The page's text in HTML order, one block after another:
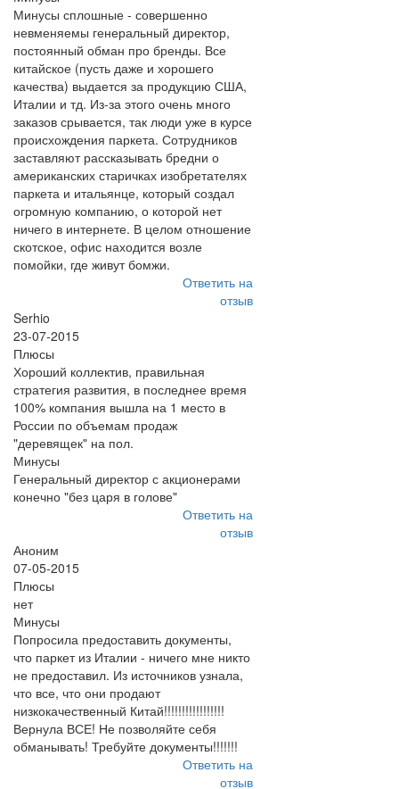
Минусы сплошные - совершенно
невменяемы генеральный директор,
постоянный обман про бренды. Все
китайское (пусть даже и хорошего
качества) выдается за продукцию США,
Италии и тд. Из-за этого очень много
заказов срывается, так люди уже в курсе
происхождения паркета. Сотрудников
заставляют рассказывать бредни о
американских старичках изобретателях
паркета и итальянце, который создал
огромную компанию, о которой нет
ничего в интернете. В целом отношение
скотское, офис находится возле
помойки, где живут бомжи.
Ответить на
отзыв
Serhio
23-07-2015
Плюсы
Хороший коллектив, правильная
стратегия развития, в последнее время
100% компания вышла на 1 место в
России по объемам продаж
"деревящек" на пол.
Минусы
Генеральный директор с акционерами
конечно "без царя в голове"
Ответить на
отзыв
Аноним
07-05-2015
Плюсы
нет
Минусы
Попросила предоставить документы,
что паркет из Италии - ничего мне никто
не предоставил. Из источников узнала,
что все, что они продают
низкокачественный Китай!!!!!!!!!!!!!!!!!
Вернула ВСЕ! Не позволяйте себя
обманывать! Требуйте документы!!!!!!!
Ответить на
отзыв